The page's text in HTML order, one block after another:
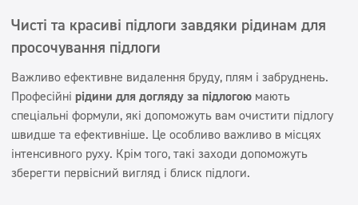
Чисті та красиві підлоги завдяки рідинам для
просочування підлоги
Важливо ефективне видалення бруду, плям і забруднень.
Професійні рідини для догляду за підлогою мають
спеціальні формули, які допоможуть вам очистити підлогу
швидше та ефективніше. Це особливо важливо в місцях
інтенсивного руху. Крім того, такі заходи допоможуть
зберегти первісний вигляд і блиск підлоги.